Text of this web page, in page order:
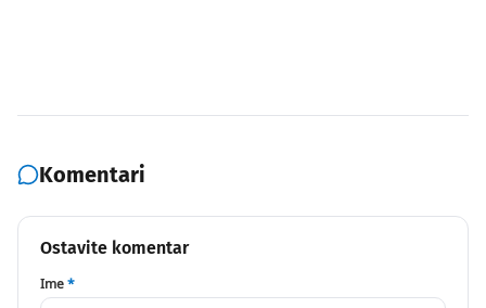
Komentari
Ostavite komentar
Ime*